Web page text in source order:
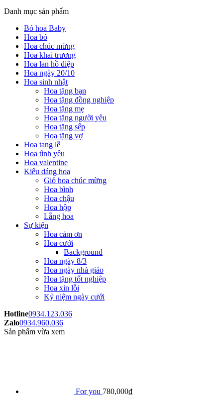
Danh mục sản phẩm
Bó hoa Baby
Hoa bó
Hoa chúc mừng
Hoa khai trương
Hoa lan hồ điệp
Hoa ngày 20/10
Hoa sinh nhật
Hoa tặng bạn
Hoa tặng đồng nghiệp
Hoa tặng mẹ
Hoa tặng người yêu
Hoa tặng sếp
Hoa tặng vợ
Hoa tang lễ
Hoa tình yêu
Hoa valentine
Kiểu dáng hoa
Giỏ hoa chúc mừng
Hoa bình
Hoa chậu
Hoa hộp
Lẵng hoa
Sự kiện
Hoa cảm ơn
Hoa cưới
Background
Hoa ngày 8/3
Hoa ngày nhà giáo
Hoa tặng tốt nghiệp
Hoa xin lỗi
Kỷ niệm ngày cưới
Hotline0934.123.036
Zalo0934.960.036
Sản phẩm vừa xem
For you 780,000₫